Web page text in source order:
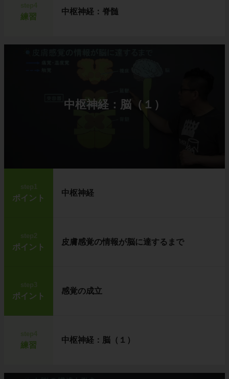
練習
中枢神経：脊髄
中枢神経：脳（１）
step1
ポイント
中枢神経
step2
ポイント
皮膚感覚の情報が脳に達するまで
step3
ポイント
感覚の成立
練習
中枢神経：脳（１）